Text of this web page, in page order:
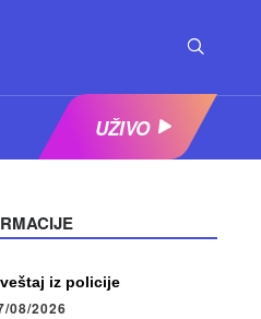
UŽIVO
iz policije
08/2026